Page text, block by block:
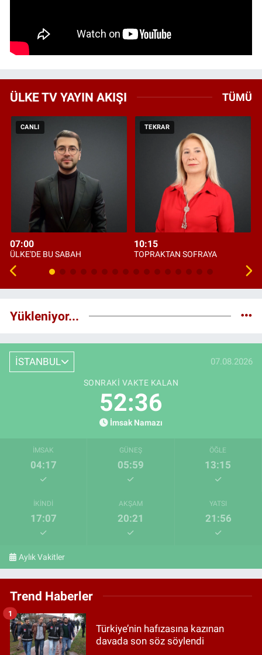
ÜLKE TV YAYIN AKIŞI TÜMÜ
CANLI
07:00
ÜLKE'DE BU SABAH
TEKRAR
10:15
TOPRAKTAN SOFRAYA
Yükleniyor...
İSTANBUL 07.08.2026
SONRAKI VAKTE KALAN
52:35
İmsak Namazı
İMSAK
04:17
GÜNEŞ
05:59
ÖĞLE
13:15
İKINDI
17:07
AKŞAM
20:21
YATSI
21:56
Aylık Vakitler
Trend Haberler
Türkiye’nin hafızasına kazınan
davada son söz söylendi
1